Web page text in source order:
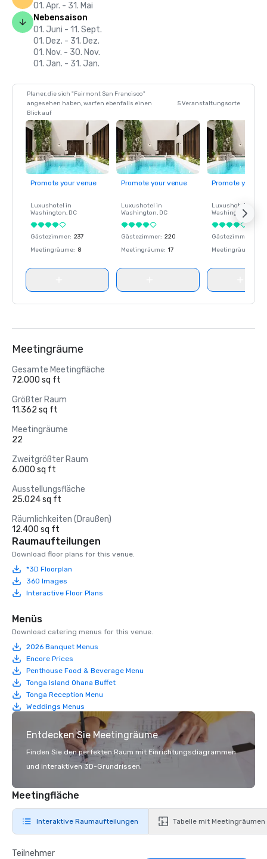
01. Apr. - 31. Mai
Nebensaison
01. Juni - 11. Sept.
01. Dez. - 31. Dez.
01. Nov. - 30. Nov.
01. Jan. - 31. Jan.
Planer, die sich "Fairmont San Francisco"
angesehen haben, warfen ebenfalls einen
Blick auf
5 Veranstaltungsorte
Promote your venue
Luxushotel in
Washington, DC
Gästezimmer: 237
Meetingräume: 8
Promote your venue
Luxushotel in
Washington, DC
Gästezimmer: 220
Meetingräume: 17
Promote your
Luxushotel in
Washington
Gästezimmer
Meetingräume
Meetingräume
Gesamte Meetingfläche
72.000 sq ft
Größter Raum
11.362 sq ft
Meetingräume
22
Zweitgrößter Raum
6.000 sq ft
Ausstellungsfläche
25.024 sq ft
Räumlichkeiten (Draußen)
12.400 sq ft
Raumaufteilungen
Download floor plans for this venue.
*3D Floorplan
360 Images
Interactive Floor Plans
Menüs
Download catering menus for this venue.
2026 Banquet Menus
Encore Prices
Penthouse Food & Beverage Menu
Tonga Island Ohana Buffet
Tonga Reception Menu
Weddings Menus
Entdecken Sie Meetingräume
Finden Sie den perfekten Raum mit Einrichtungsdiagrammen
und interaktiven 3D-Grundrissen.
Meetingfläche
Interaktive Raumaufteilungen Tabelle mit Meetingräumen
Teilnehmer